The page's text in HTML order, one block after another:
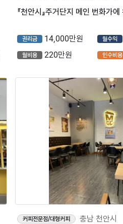
권리금 14,000만원 월수익
월비용 220만원 인수비용
커피전문점/대형커피
충남 천안시